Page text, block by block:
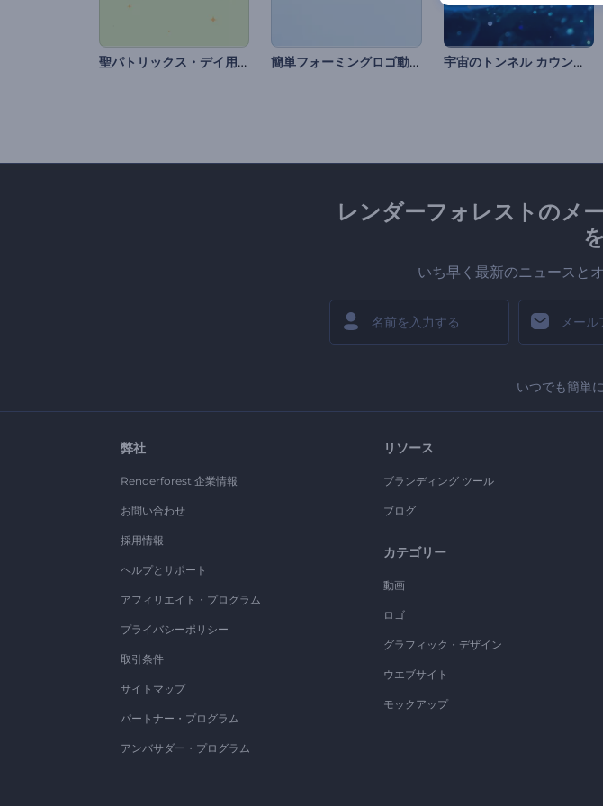
聖パトリックス・デイ用アニメーションズ 簡単フォーミングロゴ動画 宇宙のトンネル カウントダウンのイントロ
レンダーフォレストのメ
いち早く最新のニュースと
いつでも簡単
弊社
Renderforest 企業情報
お問い合わせ
採用情報
ヘルプとサポート
アフィリエイト・プログラム
プライバシーポリシー
取引条件
サイトマップ
パートナー・プログラム
アンバサダー・プログラム
リソース
ブランディング ツール
ブログ
カテゴリー
動画
ロゴ
グラフィック・デザイン
ウエブサイト
モックアップ